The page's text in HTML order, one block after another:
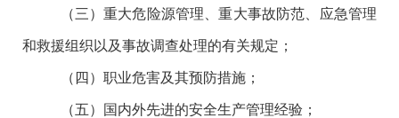
（三）重大危险源管理、重大事故防范、应急管理
和救援组织以及事故调查处理的有关规定；
（四）职业危害及其预防措施；
（五）国内外先进的安全生产管理经验；